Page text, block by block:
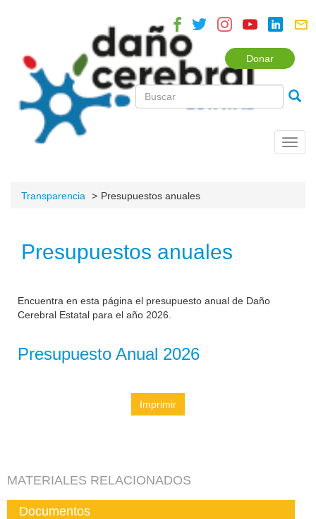
Donar
Transparencia Presupuestos anuales
Presupuestos anuales
Encuentra en esta página el presupuesto anual de Daño
Cerebral Estatal para el año 2026.
Presupuesto Anual 2026
Imprimir
MATERIALES RELACIONADOS
Documentos